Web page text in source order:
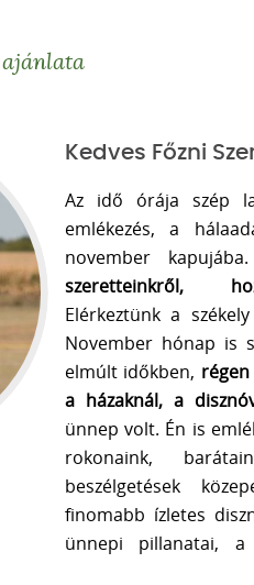
ajánlata
Kedves Főzni
Az idő órája szép
emlékezés, a
november
szeretteinkről,
Elérkeztünk a
November hónap is
elmúlt időkben,
a házaknál, a
ünnep volt. Én is
rokonaink,
beszélgetések
finomabb ízletes
ünnepi pillanatai,